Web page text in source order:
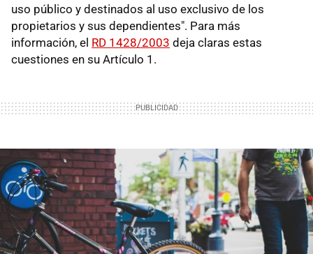
uso público y destinados al uso exclusivo de los
propietarios y sus dependientes". Para más
información, el RD 1428/2003 deja claras estas
cuestiones en su Artículo 1.